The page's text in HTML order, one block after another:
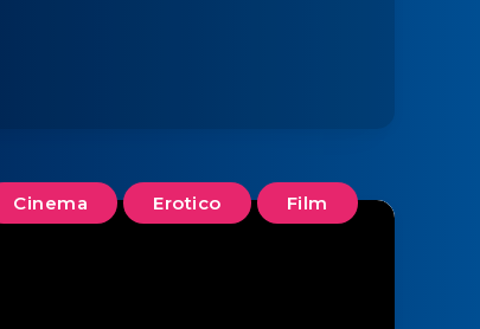
Cinema Erotico Film